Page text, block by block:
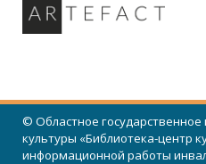
© Областное
культуры «Библиотека-центр
информационной работы